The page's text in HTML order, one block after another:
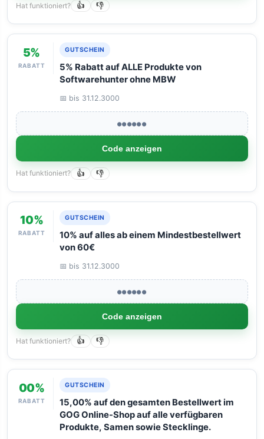
Hat funktioniert? 👍 👎
5%
RABATT
GUTSCHEIN
5% Rabatt auf ALLE Produkte von
Softwarehunter ohne MBW
📅 bis 31.12.3000
●●●●●●
Code anzeigen
Hat funktioniert? 👍 👎
10%
RABATT
GUTSCHEIN
10% auf alles ab einem Mindestbestellwert
von 60€
📅 bis 31.12.3000
●●●●●●
Code anzeigen
Hat funktioniert? 👍 👎
00%
RABATT
GUTSCHEIN
15,00% auf den gesamten Bestellwert im
GOG Online-Shop auf alle verfügbaren
Produkte, Samen sowie Stecklinge.